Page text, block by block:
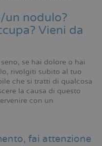
un nodulo?
Vieni da
se hai dolore o hai
rivolgiti subito al tuo
che si tratti di qualcosa
la causa di questo
con un
fai attenzione